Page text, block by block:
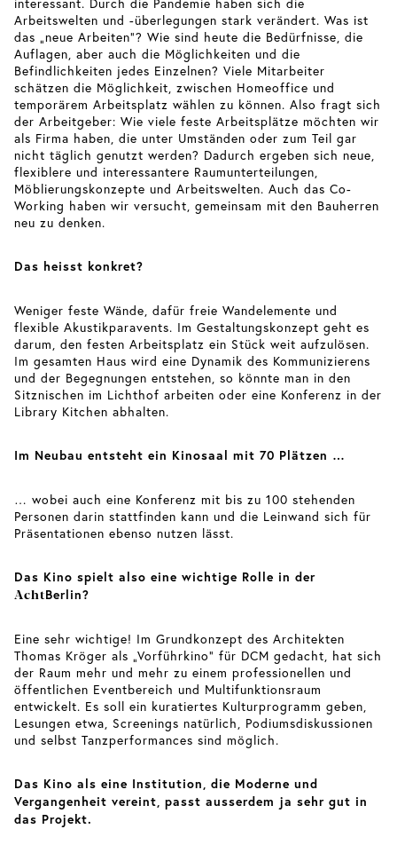
Arbeitswelten und -überlegungen stark verändert. Was ist
das „neue Arbeiten“? Wie sind heute die Bedürfnisse, die
Auflagen, aber auch die Möglichkeiten und die
Befindlichkeiten jedes Einzelnen? Viele Mitarbeiter
schätzen die Möglichkeit, zwischen Homeoffice und
temporärem Arbeitsplatz wählen zu können. Also fragt sich
der Arbeitgeber: Wie viele feste Arbeitsplätze möchten wir
als Firma haben, die unter Umständen oder zum Teil gar
nicht täglich genutzt werden? Dadurch ergeben sich neue,
flexiblere und interessantere Raumunterteilungen,
Möblierungskonzepte und Arbeitswelten. Auch das Co-
Working haben wir versucht, gemeinsam mit den Bauherren
neu zu denken.
Das heisst konkret?
Weniger feste Wände, dafür freie Wandelemente und
flexible Akustikparavents. Im Gestaltungskonzept geht es
darum, den festen Arbeitsplatz ein Stück weit aufzulösen.
Im gesamten Haus wird eine Dynamik des Kommunizierens
und der Begegnungen entstehen, so könnte man in den
Sitznischen im Lichthof arbeiten oder eine Konferenz in der
Library Kitchen abhalten.
Im Neubau entsteht ein Kinosaal mit 70 Plätzen …
… wobei auch eine Konferenz mit bis zu 100 stehenden
Personen darin stattfinden kann und die Leinwand sich für
Präsentationen ebenso nutzen lässt.
Das Kino spielt also eine wichtige Rolle in der
AchtBerlin?
Eine sehr wichtige! Im Grundkonzept des Architekten
Thomas Kröger als „Vorführkino“ für DCM gedacht, hat sich
der Raum mehr und mehr zu einem professionellen und
öffentlichen Eventbereich und Multifunktionsraum
entwickelt. Es soll ein kuratiertes Kulturprogramm geben,
Lesungen etwa, Screenings natürlich, Podiumsdiskussionen
und selbst Tanzperformances sind möglich.
Das Kino als eine Institution, die Moderne und
Vergangenheit vereint, passt ausserdem ja sehr gut in
das Projekt.